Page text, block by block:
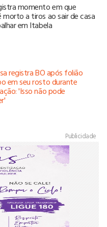
momento em que
morto a tiros ao sair de casa
em Itabela
registra BO após folião
em seu rosto durante
'Isso não pode
Publicidade